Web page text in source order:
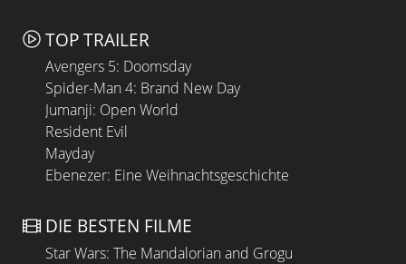
TOP TRAILER
Avengers 5: Doomsday
Spider-Man 4: Brand New Day
Jumanji: Open World
Resident Evil
Mayday
Ebenezer: Eine Weihnachtsgeschichte
DIE BESTEN FILME
Star Wars: The Mandalorian and Grogu